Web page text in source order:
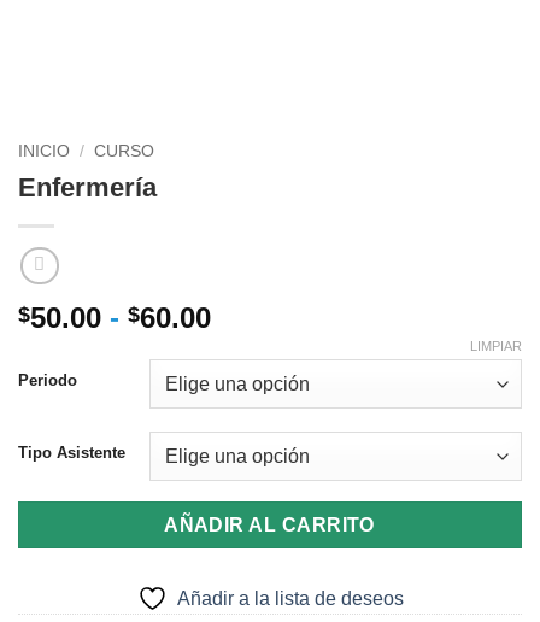
INICIO / CURSO
Enfermería
$50.00 - $60.00Rango
precios:
desde
$50.00
hasta
$60.00
Periodo
Tipo Asistente
LIMPIAR
AÑADIR AL CARRITO
Añadir a la lista de deseos